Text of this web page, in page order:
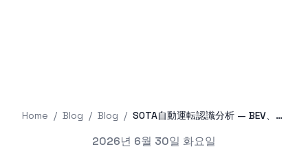
Home / Blog / Blog / SOTA自動運転認識分析 — BEV、Occupancy、エンドツーエンド
2026년 6월 30일 화요일